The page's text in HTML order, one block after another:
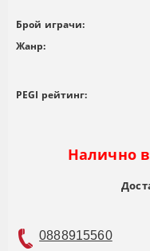
Брой играчи:
Жанр:
PEGI рейтинг:
Налично
0888915560